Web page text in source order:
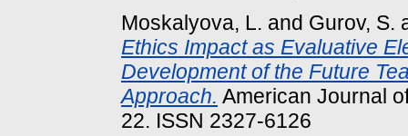
Moskalyova, L. and Gurov, S.
Ethics Impact as Evaluative
Development of the Future
Approach. American Journal
22. ISSN 2327-6126